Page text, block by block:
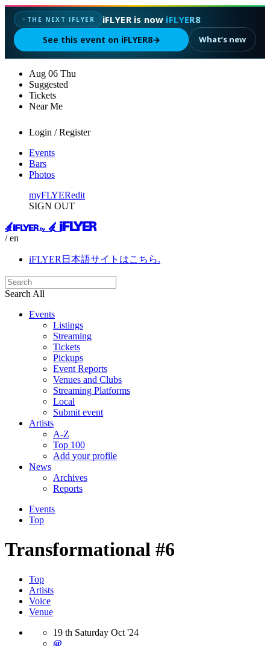
✦ THE NEXT IFLYER iFLYER is now iFLYER8
See this event on iFLYER8→ What’s new
Aug 06 Thu
Suggested
Tickets
Near Me
Login / Register
Events
Bars
Photos
myFLYERedit
SIGN OUT
/ en
iFLYER日本語サイトはこちら.
Search All
Events
Listings
Streaming
Tickets
Pickups
Event Reports
Venues and Clubs
Streaming Platforms
Local
Submit event
Artists
A-Z
Top 100
Add your profile
News
Archives
Reports
Events
Top
Transformational #6
Top
Artists
Voice
Venue
19 th Saturday Oct '24
@